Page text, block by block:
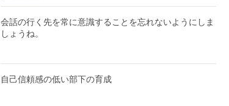
会話の行く先を常に意識することを忘れないようにしま
しょうね。
自己信頼感の低い部下の育成